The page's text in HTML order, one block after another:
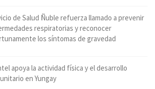
de Salud Ñuble refuerza llamado a prevenir
respiratorias y reconocer
los síntomas de gravedad
apoya la actividad física y el desarrollo
en Yungay